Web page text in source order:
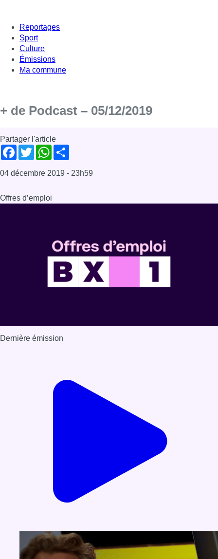
Reportages
Sport
Culture
Émissions
Ma commune
+ de Podcast – 05/12/2019
Partager l'article
Facebook
TwitterWhatsApp
04 décembre 2019 - 23h59
Offres d’emploi
Dernière émission